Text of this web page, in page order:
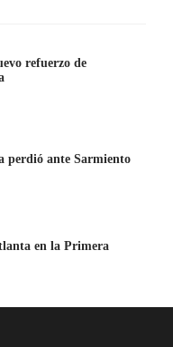
refuerzo de
perdió ante Sarmiento
en la Primera